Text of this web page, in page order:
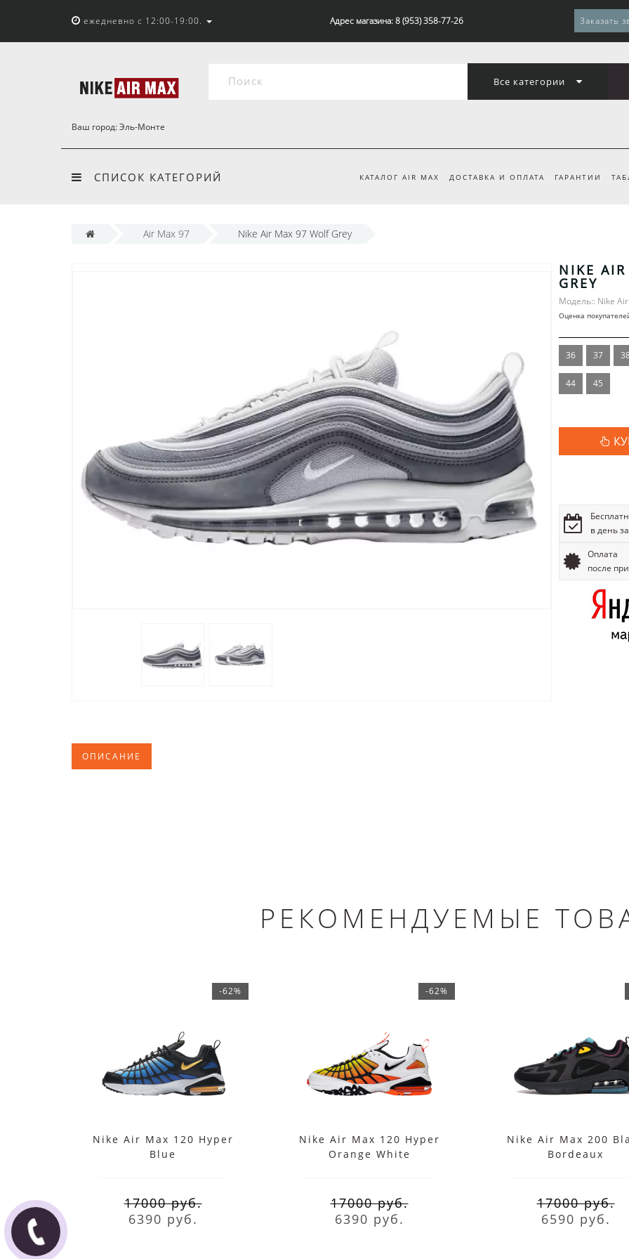
ежедневно с 12:00-19:00. Адрес магазина: 8 (953) 358-77-26 Заказать
Все категории
Ваш город:Эль-Монте
СПИСОК КАТЕГОРИЙ КАТАЛОГ AIR MAX ДОСТАВКА И ОПЛАТА ГАРАНТИИ
Air Max 97 Nike Air Max 97 Wolf Grey
NIKE
GREY
Модель:: Nike
Оценка
36 37
44 45
в день
Оплата
после
ОПИСАНИЕ
РЕКОМЕНДУЕМЫЕ
-62%
Nike Air Max 120 Hyper
Blue
17000 руб.
6390 руб.
-62%
Nike Air Max 120 Hyper
Orange White
17000 руб.
6390 руб.
Nike Air Max 200
Bordeaux
17000 руб.
6590 руб.